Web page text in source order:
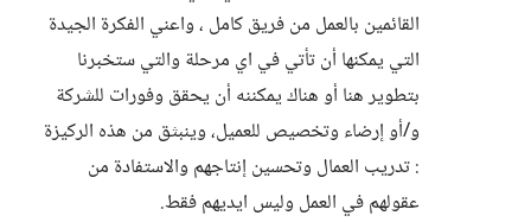
القائمين بالعمل من فريق كامل ، واعني الفكرة الجيدة
التي يمكنها أن تأتي في اي مرحلة والتي ستخبرنا
بتطوير هنا أو هناك يمكننه أن يحقق وفورات للشركة
و/أو إرضاء وتخصيص للعميل، وينبثق من هذه الركيزة
: تدريب العمال وتحسين إنتاجهم والاستفادة من
عقولهم في العمل وليس ايديهم فقط.